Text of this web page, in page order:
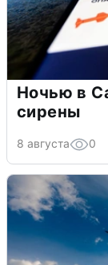
Ночью в
сирены
8 августа 0